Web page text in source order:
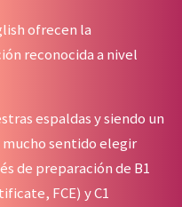
ofrecen la
reconocida a nivel
espaldas y siendo un
sentido elegir
de preparación de B1
FCE) y C1